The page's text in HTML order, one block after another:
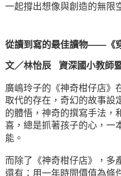
一起撐出想像與創造的無限
從讀到寫的最佳讀物——《
文／林怡辰 資深國小教師
廣嶋玲子的《神奇柑仔店》
取代的存在，奇幻的故事設
的體悟，神奇的撰寫手法，
喜，總是抓著孩子的心，一
能。
而除了《神奇柑仔店》，多
還有：用一年時間價值為條